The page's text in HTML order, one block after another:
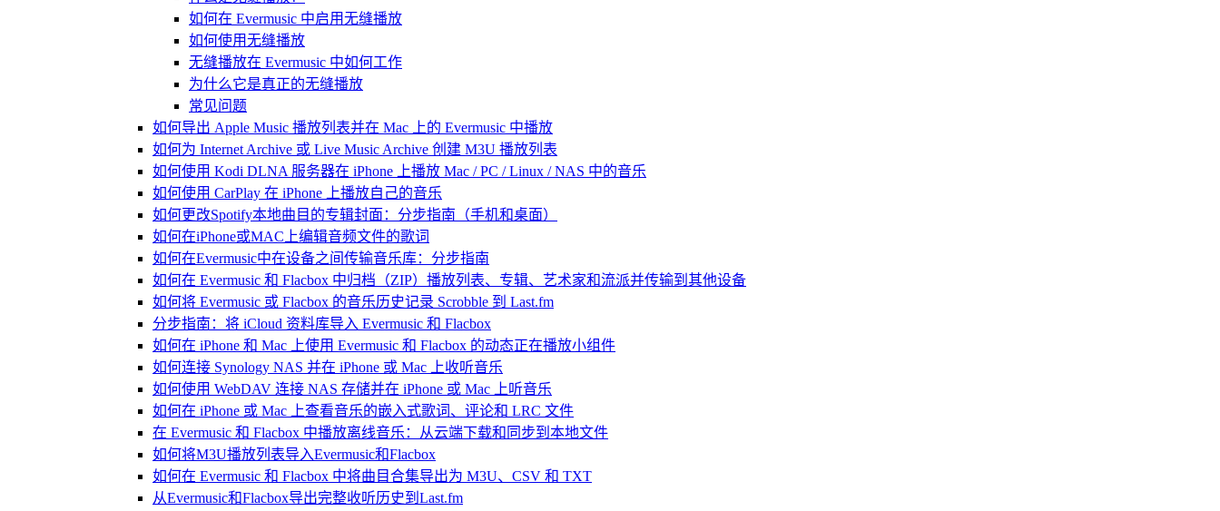
如何在 Evermusic 中启用无缝播放
如何使用无缝播放
无缝播放在 Evermusic 中如何工作
为什么它是真正的无缝播放
常见问题
如何导出 Apple Music 播放列表并在 Mac 上的 Evermusic 中播放
如何为 Internet Archive 或 Live Music Archive 创建 M3U 播放列表
如何使用 Kodi DLNA 服务器在 iPhone 上播放 Mac / PC / Linux / NAS 中的音乐
如何使用 CarPlay 在 iPhone 上播放自己的音乐
如何更改Spotify本地曲目的专辑封面：分步指南（手机和桌面）
如何在iPhone或MAC上编辑音频文件的歌词
如何在Evermusic中在设备之间传输音乐库：分步指南
如何在 Evermusic 和 Flacbox 中归档（ZIP）播放列表、专辑、艺术家和流派并传输到其他设备
如何将 Evermusic 或 Flacbox 的音乐历史记录 Scrobble 到 Last.fm
分步指南：将 iCloud 资料库导入 Evermusic 和 Flacbox
如何在 iPhone 和 Mac 上使用 Evermusic 和 Flacbox 的动态正在播放小组件
如何连接 Synology NAS 并在 iPhone 或 Mac 上收听音乐
如何使用 WebDAV 连接 NAS 存储并在 iPhone 或 Mac 上听音乐
如何在 iPhone 或 Mac 上查看音乐的嵌入式歌词、评论和 LRC 文件
在 Evermusic 和 Flacbox 中播放离线音乐：从云端下载和同步到本地文件
如何将M3U播放列表导入Evermusic和Flacbox
如何在 Evermusic 和 Flacbox 中将曲目合集导出为 M3U、CSV 和 TXT
从Evermusic和Flacbox导出完整收听历史到Last.fm